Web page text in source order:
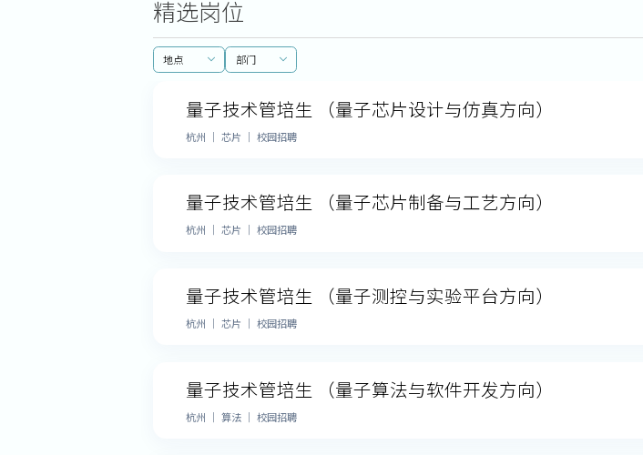
精选岗位
地点 部门
量子技术管培生 （量子芯片设计与仿真方向）
杭州 ｜ 芯片 ｜ 校园招聘
量子技术管培生 （量子芯片制备与工艺方向）
杭州 ｜ 芯片 ｜ 校园招聘
量子技术管培生 （量子测控与实验平台方向）
杭州 ｜ 芯片 ｜ 校园招聘
量子技术管培生 （量子算法与软件开发方向）
杭州 ｜ 算法 ｜ 校园招聘